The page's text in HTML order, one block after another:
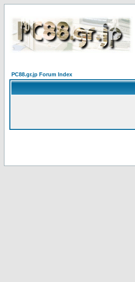
PC88.gr.jp Forum Index